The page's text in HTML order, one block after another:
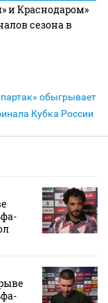
и Краснодаром»
сезона в
обыгрывает
Кубка России